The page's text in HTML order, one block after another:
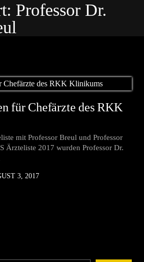
Professor Dr.
für Chefärzte des RKK
mit Professor Breul und Professor
Ärzteliste 2017 wurden Professor Dr.
3, 2017